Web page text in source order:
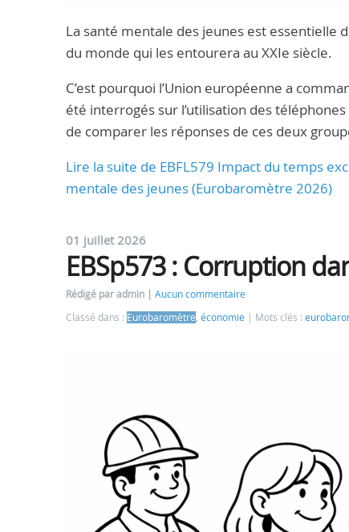
La santé mentale des jeunes est essentielle
du monde qui les entourera au XXIe siècle.
C’est pourquoi l’Union européenne a
été interrogés sur l’utilisation des
de comparer les réponses de ces deux
Lire la suite de EBFL579 Impact du temps
mentale des jeunes (Eurobaromètre 2026)
01 juillet 2026
EBSp573 : Corruption
Rédigé par admin
Aucun commentaire
Classé dans : Eurobaromètre, économie Mots clés :